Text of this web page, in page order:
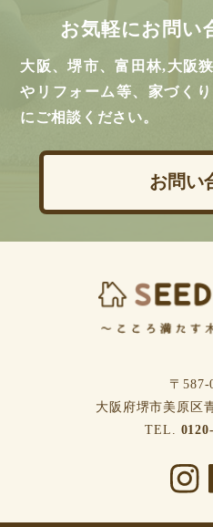
お気軽にお問い
大阪、堺市、富田林,大阪
やリフォーム等、家づく
にご相談ください。
お問い
〒587-
⼤阪府堺市美原区
TEL.